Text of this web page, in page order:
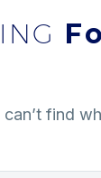
find